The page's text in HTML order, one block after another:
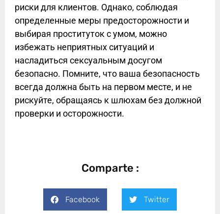
риски для клиентов. Однако, соблюдая
определенные меры предосторожности и
выбирая проституток с умом, можно
избежать неприятных ситуаций и
насладиться сексуальным досугом
безопасно. Помните, что ваша безопасность
всегда должна быть на первом месте, и не
рискуйте, обращаясь к шлюхам без должной
проверки и осторожности.
Comparte :
Facebook Twitter